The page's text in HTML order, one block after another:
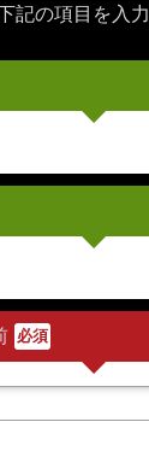
記の項目を入
必須